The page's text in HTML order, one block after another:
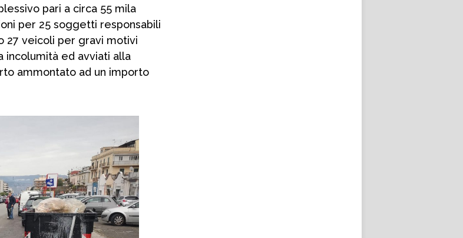
pari a circa 55 mila
per 25 soggetti responsabili
27 veicoli per gravi motivi
incolumità ed avviati alla
ammontato ad un importo